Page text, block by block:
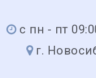
с пн - пт
г.